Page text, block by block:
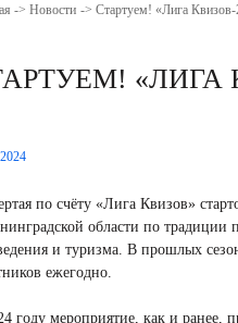
Новости Стартуем! «Лига Квизов-
«ЛИГА
по счёту «Лига Квизов»
области по
и туризма. В прошлых
ежегодно.
году мероприятие, как и ранее,